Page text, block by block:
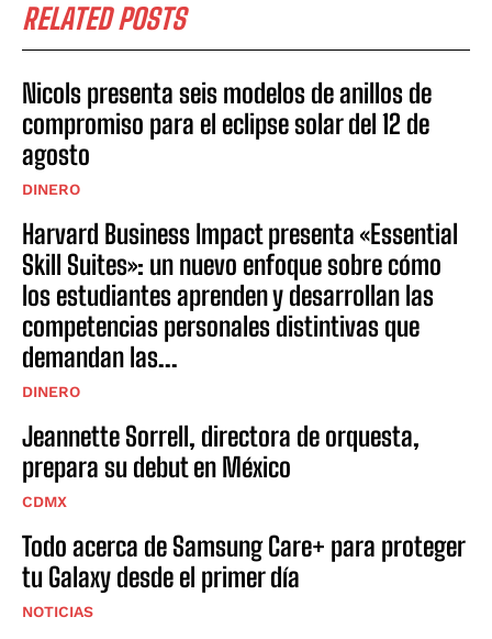
RELATED POSTS
Nicols presenta seis modelos de anillos de
compromiso para el eclipse solar del 12 de
agosto
DINERO
Harvard Business Impact presenta «Essential
Skill Suites»: un nuevo enfoque sobre cómo
los estudiantes aprenden y desarrollan las
competencias personales distintivas que
demandan las...
DINERO
Jeannette Sorrell, directora de orquesta,
prepara su debut en México
CDMX
Todo acerca de Samsung Care+ para proteger
tu Galaxy desde el primer día
NOTICIAS